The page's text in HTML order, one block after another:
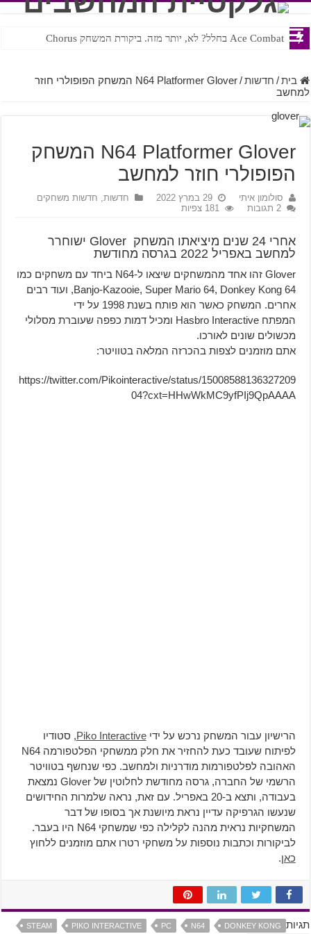
Ace Combat בחלל? לא, יותר מזה. ביקורת המשחק Chorus
Steven Universe והשירים שתורגמו בצורה נוראית לעברית
בית / חדשות /
N64 Platformer Glover המשחק הפופולרי חוזר
למחשב
N64 Platformer Glover המשחק
הפופולרי חוזר למחשב
סולומון איתי 29 במרץ 2022 חדשות, חדשות משחקים
2 תגובות
181 צפיות
אחרי 24 שנים מיציאתו המשחק Glover ישוחרר
למחשב באפריל 2022 בגרסה מחודשת
Glover זהו אחד מהמשחקים שיצאו ל-N64 ביחד עם משחקים כמו
Banjo-Kazooie, Super Mario 64, Donkey Kong 64, ועוד רבים
אחרים. המשחק כאשר הוא פותח בשנת 1998 על ידי
המפתחHasbro Interactiveומכיל דמות כפפה שעוברת מסלולי
מכשולים שונים לאורכו.
אתם מוזמנים לצפות בהכרזה המלאה בטוויטר:
https://twitter.com/Pikointeractive/status/15008588136327209
04?cxt=HHwWkMC9yfPIj9QpAAAA
הרישיון עבור המשחק נרכש על ידי Piko Interactive, סטודיו
לפיתוח שעובד כעת להחזיר את חלק ממשחקי הפלטפורמה N64
האהובה לפלטפורמות מודרניות ולמחשב. כפי שנחשף בטוויטר
הרשמי של החברה, גרסה מחודשת לחלוטין של Glover נמצאת
בעבודה, ותצא ב-20 באפריל. עם זאת, נראה שלמרות החידושים
שנעשו הגרפיקה עדיין נראת מיושנת אך בסופו של דבר
המשחקיות נראית מהנה לקלילה כפי שמשחקי N64 היו בעבר.
לביקורות וכתבות נוספות על משחקי רטרו אתם מוזמנים ללחוץ
כאן.
תגיות DONKEY KONG
N64
PC
PIKO INTERACTIVE
STEAM